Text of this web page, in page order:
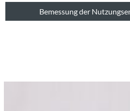
Bemessung der